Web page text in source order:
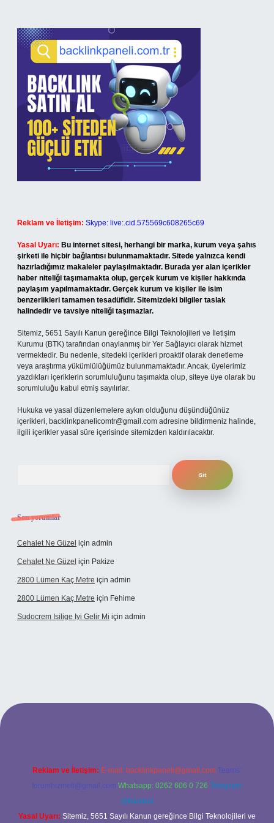
Reklam ve İletişim: Skype: live:.cid.575569c608265c69
Yasal Uyarı: Bu internet sitesi, herhangi bir marka, kurum veya şahıs
şirketi ile hiçbir bağlantısı bulunmamaktadır. Sitede yalnızca kendi
hazırladığımız makaleler paylaşılmaktadır. Burada yer alan içerikler
haber niteliği taşımamakta olup, gerçek kurum ve kişiler hakkında
paylaşım yapılmamaktadır. Gerçek kurum ve kişiler ile isim
benzerlikleri tamamen tesadüfidir. Sitemizdeki bilgiler taslak
halindedir ve tavsiye niteliği taşımazlar.
Sitemiz, 5651 Sayılı Kanun gereğince Bilgi Teknolojileri ve İletişim
Kurumu (BTK) tarafından onaylanmış bir Yer Sağlayıcı olarak hizmet
vermektedir. Bu nedenle, sitedeki içerikleri proaktif olarak denetleme
veya araştırma yükümlülüğümüz bulunmamaktadır. Ancak, üyelerimiz
yazdıkları içeriklerin sorumluluğunu taşımakta olup, siteye üye olarak bu
sorumluluğu kabul etmiş sayılırlar.
Hukuka ve yasal düzenlemelere aykırı olduğunu düşündüğünüz
içerikleri, backlinkpanelicomtr@gmail.com adresine bildirmeniz halinde,
ilgili içerikler yasal süre içerisinde sitemizden kaldırılacaktır.
Son yorumlar
Cehalet Ne Güzel için admin
Cehalet Ne Güzel için Pakize
2800 Lümen Kaç Metre için admin
2800 Lümen Kaç Metre için Fehime
Sudocrem Isilige Iyi Gelir Mi için admin
Reklam ve İletişim: E-mail: backlinkpaneli@gmail.com Teams:
forumhizmeti@gmail.com Whatsapp: 0262 606 0 726 Telegram:
@karabul
Yasal Uyarı: Sitemiz, 5651 Sayılı Kanun gereğince Bilgi Teknolojileri ve